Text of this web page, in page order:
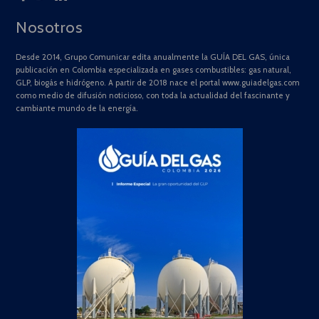
Nosotros
Desde 2014, Grupo Comunicar edita anualmente la GUÍA DEL GAS, única
publicación en Colombia especializada en gases combustibles: gas natural,
GLP, biogás e hidrógeno. A partir de 2018 nace el portal www.guiadelgas.com
como medio de difusión noticioso, con toda la actualidad del fascinante y
cambiante mundo de la energía.